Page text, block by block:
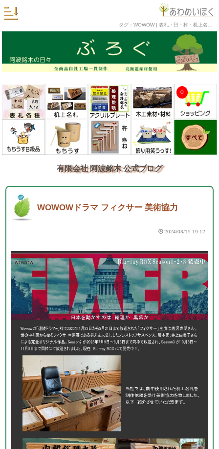
0
有限会社 阿波銘木 公式ブログ
WOWOWドラマ フィクサー 美術協力
2024/03/15 19:12